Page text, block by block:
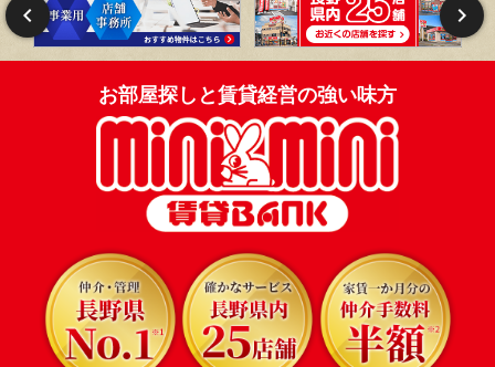
お部屋探しと賃貸経営の強い味方